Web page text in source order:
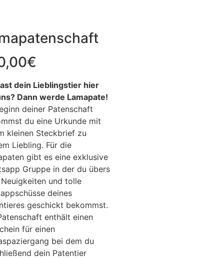
€
dein Lieblingstier hier
Dann werde Lamapate!
deiner Patenschaft
du eine Urkunde mit
kleinen Steckbrief zu
Liebling. Für die
gibt es eine exklusive
Gruppe in der du übers
und tolle
deines
geschickt bekommst.
enthält einen
für einen
bei dem du
dein Patentier